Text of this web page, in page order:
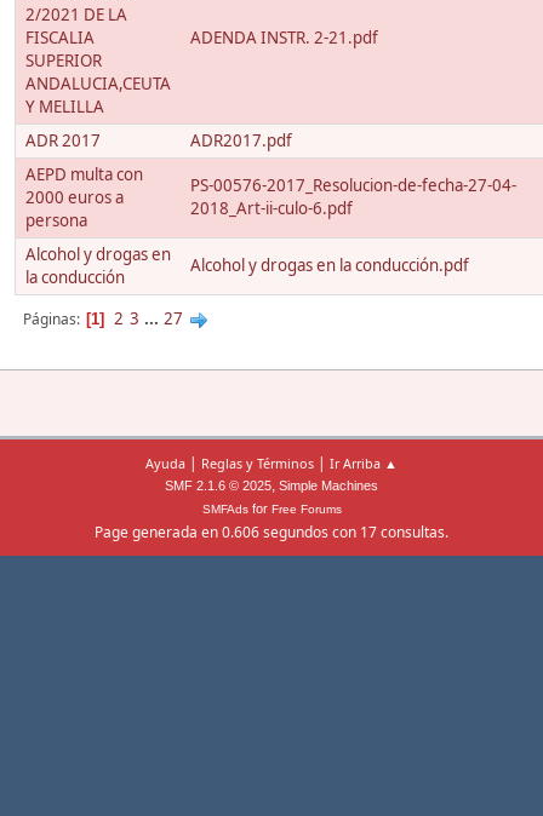
2/2021 DE LA
FISCALIA
SUPERIOR
ANDALUCIA,CEUTA
Y MELILLA
ADENDA INSTR. 2-21.pdf
ADR 2017
ADR2017.pdf
AEPD multa con
2000 euros a
persona
PS-00576-2017_Resolucion-de-fecha-27-04-
2018_Art-ii-culo-6.pdf
Alcohol y drogas en
la conducción
Alcohol y drogas en la conducción.pdf
Páginas 1 2 3 ... 27
Ayuda | Reglas y Términos | Ir Arriba ▲
SMF 2.1.6 © 2025, Simple Machines
SMFAdsfor Free Forums
Page generada en 0.606 segundos con 17 consultas.